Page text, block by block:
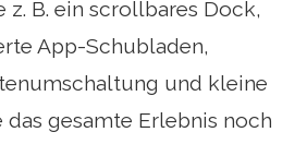
z. B. ein scrollbares Dock,
App-Schubladen,
und kleine
das gesamte Erlebnis noch